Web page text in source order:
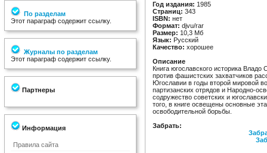
По разделам
Этот параграф содержит ссылку.
Журналы по разделам
Этот параграф содержит ссылку.
Партнеры
Информация
Правила сайта
Год издания: 1985
Страниц: 343
ISBN: нет
Формат: djvu/rar
Размер: 10,3 Мб
Язык: Русский
Качество: хорошее
Описание
Книга югославского историка
против фашистских захватчиков
Югославии в годы второй мировой
партизанских отрядов и Народно-
содружество советских и
того, в книге освещены основные
освободительной борьбы.
Забрать: